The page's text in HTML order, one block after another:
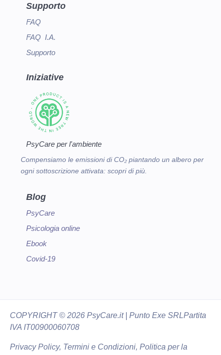
Supporto
FAQ
FAQ I.A.
Supporto
Iniziative
PsyCare per l'ambiente
Compensiamo le emissioni di CO₂ piantando un albero per
ogni sottoscrizione attivata: scopri di più.
Blog
PsyCare
Psicologia online
Ebook
Covid-19
COPYRIGHT© 2026 PsyCare.it | Punto Exe SRLPartita
IVA IT00900060708
Privacy Policy, Termini e Condizioni, Politica per la